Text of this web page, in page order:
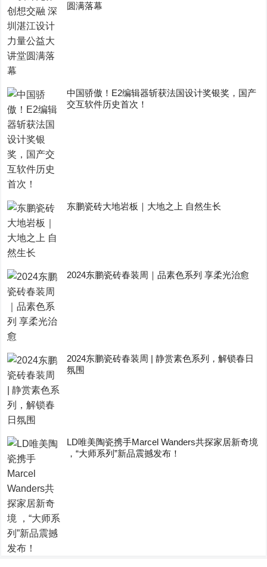
圆满落幕
中国骄傲！E2编辑器斩获法国设计奖银奖，国产
交互软件历史首次！
东鹏瓷砖大地岩板｜大地之上 自然生长
2024东鹏瓷砖春装周｜品素色系列 享柔光治愈
2024东鹏瓷砖春装周 | 静赏素色系列，解锁春日
氛围
LD唯美陶瓷携手Marcel Wanders共探家居新奇境
，“大师系列”新品震撼发布！